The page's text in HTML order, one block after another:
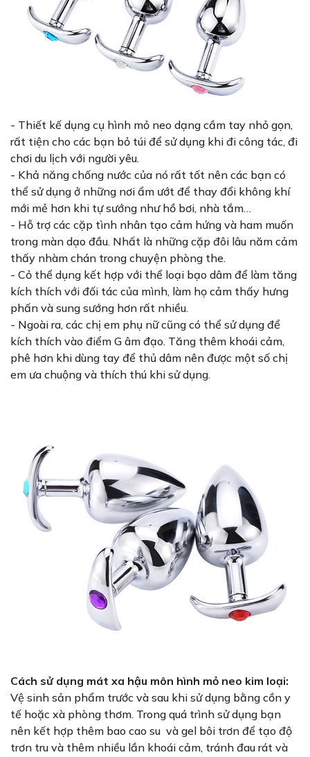
- Thiết kế dụng cụ hình mỏ neo dạng cầm tay nhỏ gọn,
rất tiện cho các bạn bỏ túi để sử dụng khi đi công tác, đi
chơi du lịch với người yêu.
- Khả năng chống nước của nó rất tốt nên các bạn có
thể sử dụng ở những nơi ẩm ướt để thay đổi không khí
mới mẻ hơn khi tự sướng như hồ bơi, nhà tắm…
- Hỗ trợ các cặp tình nhân tạo cảm hứng và ham muốn
trong màn dạo đầu. Nhất là những cặp đôi lâu năm cảm
thấy nhàm chán trong chuyện phòng the.
- Cỏ thể dụng kết hợp với thể loại bạo dâm để làm tăng
kích thích với đối tác của mình, làm họ cảm thấy hưng
phấn và sung sướng hơn rất nhiều.
- Ngoài ra, các chị em phụ nữ cũng có thể sử dụng để
kích thích vào điểm G âm đạo. Tăng thêm khoái cảm,
phê hơn khi dùng tay để thủ dâm nên được một số chị
em ưa chuộng và thích thú khi sử dụng.
Cách sử dụng mát xa hậu môn hình mỏ neo kim loại:
Vệ sinh sản phẩm trước và sau khi sử dụng bằng cồn y
tế hoặc xà phòng thơm. Trong quá trình sử dụng bạn
nên kết hợp thêm bao cao su và gel bôi trơn để tạo độ
trơn tru và thêm nhiều lần khoái cảm, tránh đau rát và